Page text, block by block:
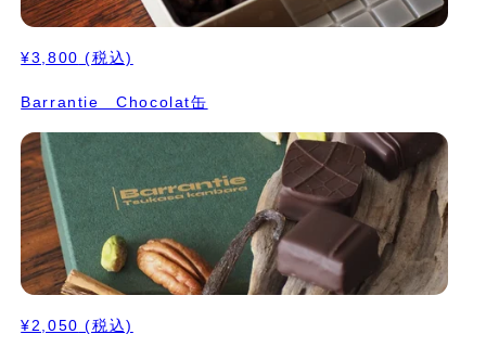
¥3,800 (税込)
Barrantie Chocolat缶
¥2,050 (税込)